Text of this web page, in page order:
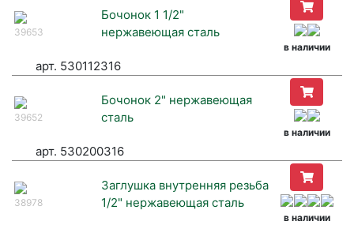
39653
Бочонок 1 1/2"
нержавеющая сталь
в наличии
арт. 530112316
39652
Бочонок 2" нержавеющая
сталь
в наличии
арт. 530200316
38978
Заглушка внутренняя резьба
1/2" нержавеющая сталь
в наличии